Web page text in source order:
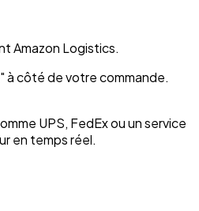
Amazon Logistics.
à côté de votre commande.
UPS, FedEx ou un service
en temps réel.